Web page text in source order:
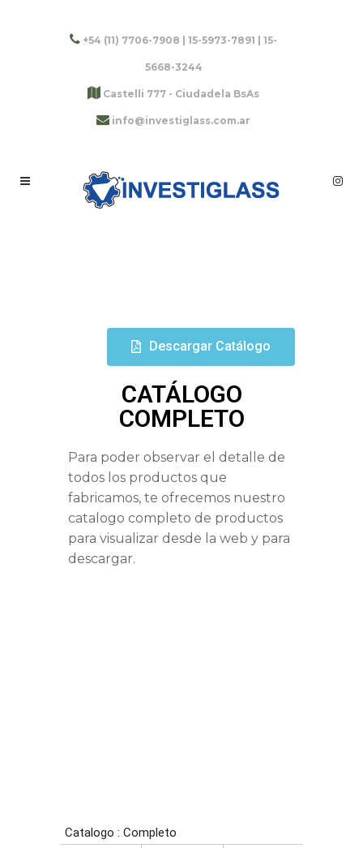
+54 (11) 7706-7908 | 15-5973-7891 | 15-
5668-3244
Castelli 777 - Ciudadela BsAs
info@investiglass.com.ar
Descargar Catálogo
CATÁLOGO
COMPLETO
Para poder observar el detalle de
todos los productos que
fabricamos, te ofrecemos nuestro
catalogo completo de productos
para visualizar desde la web y para
descargar.